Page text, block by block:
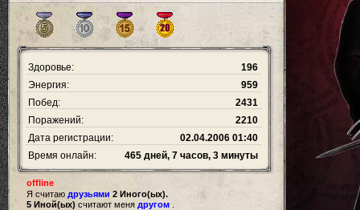
Здоровье:
196
Энергия:
959
Побед:
2431
Поражений:
2210
Дата регистрации:
02.04.2006 01:40
Время онлайн:
465 дней, 7 часов, 3 минуты
offline
Я считаю друзьями 2 Иного(ых).
5 Иной(ых) считают меня другом